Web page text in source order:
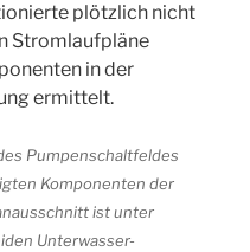
plötzlich nicht
Stromlaufpläne
in der
ermittelt.